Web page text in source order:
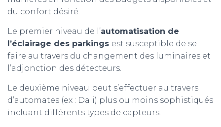
du confort désiré.
Le premier niveau de l’automatisation de
l’éclairage des parkings est susceptible de se
faire au travers du changement des luminaires et
l’adjonction des détecteurs.
Le deuxième niveau peut s’effectuer au travers
d’automates (ex : Dali) plus ou moins sophistiqués
incluant différents types de capteurs.